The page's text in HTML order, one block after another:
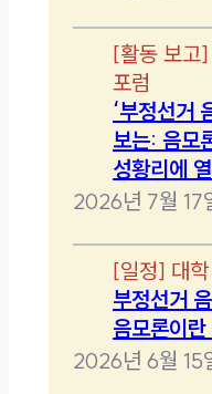
[활동 보고]
포럼
‘부정선거
보는: 음모
성황리에
2026년 7월 17
[일정] 대
부정선거
음모론이
2026년 6월 15